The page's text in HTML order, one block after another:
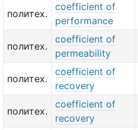
политех.
coefficient of
performance
политех.
coefficient of
permeability
политех.
coefficient of
recovery
политех.
coefficient of
recovery